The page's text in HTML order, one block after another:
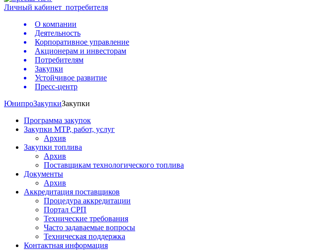
Личный кабинет потребителя
О компании
Деятельность
Корпоративное управление
Акционерам и инвесторам
Потребителям
Закупки
Устойчивое развитие
Пресс-центр
ЮнипроЗакупкиЗакупки
Программа закупок
Закупки МТР, работ, услуг
Архив
Закупки топлива
Архив
Поставщикам технологического топлива
Документы
Архив
Аккредитация поставщиков
Процедура аккредитации
Портал СРП
Технические требования
Часто задаваемые вопросы
Техническая поддержка
Контактная информация